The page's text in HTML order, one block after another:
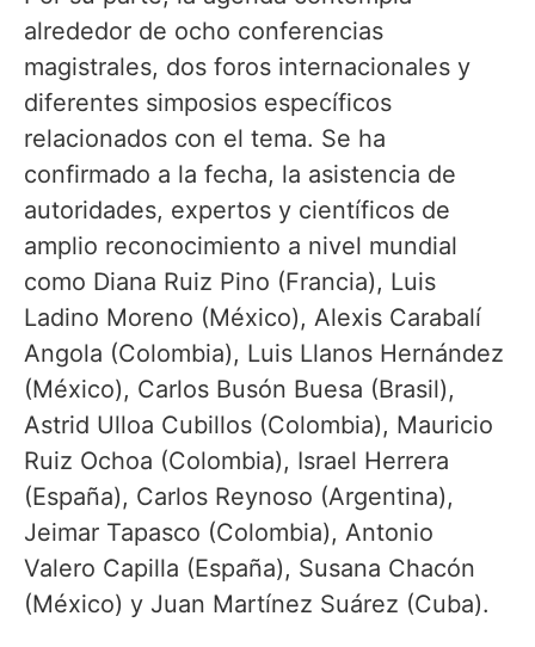
alrededor de ocho conferencias
magistrales, dos foros internacionales y
diferentes simposios específicos
relacionados con el tema. Se ha
confirmado a la fecha, la asistencia de
autoridades, expertos y científicos de
amplio reconocimiento a nivel mundial
como Diana Ruiz Pino (Francia), Luis
Ladino Moreno (México), Alexis Carabalí
Angola (Colombia), Luis Llanos Hernández
(México), Carlos Busón Buesa (Brasil),
Astrid Ulloa Cubillos (Colombia), Mauricio
Ruiz Ochoa (Colombia), Israel Herrera
(España), Carlos Reynoso (Argentina),
Jeimar Tapasco (Colombia), Antonio
Valero Capilla (España), Susana Chacón
(México) y Juan Martínez Suárez (Cuba).